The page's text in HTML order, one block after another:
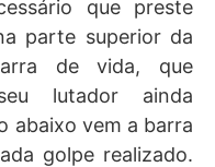
que preste
parte superior da
de vida, que
lutador ainda
abaixo vem a barra
golpe realizado.